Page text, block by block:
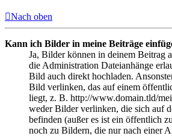
Nach oben
Kann ich Bilder in meine Beiträge
Ja, Bilder können in deinem Beitrag
die Administration Dateianhänge
Bild auch direkt hochladen.
Bild verlinken, das auf einem
liegt, z. B. http://www.domain.tld/
weder Bilder verlinken, die sich auf
befinden (außer es ist ein öffentlich
noch zu Bildern, die nur nach einer